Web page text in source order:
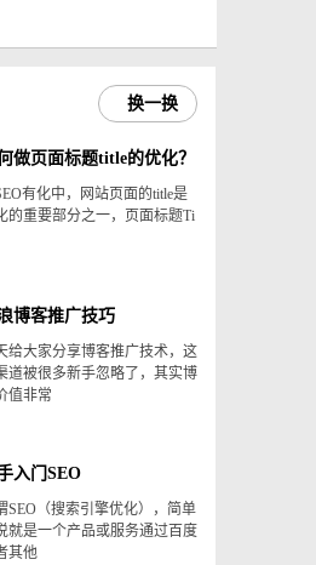
换一换
做页面标题title的优化？
有化中，网站页面的title是
的重要部分之一，页面标题Ti
博客推广技巧
给大家分享博客推广技术，这
道被很多新手忽略了，其实博
值非常
入门SEO
SEO（搜索引擎优化），简单
就是一个产品或服务通过百度
其他